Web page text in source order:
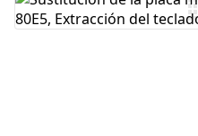
Agregar Comentario